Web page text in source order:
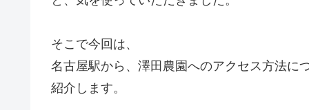
そこで今回は、
名古屋駅から、澤田農園へのアクセス方法に
紹介します。